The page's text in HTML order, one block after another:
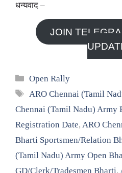
धन्यवाद –
JOIN
Categories
Open Rally
Tags
ARO Chennai (Tamil
Chennai (Tamil Nadu) Army
Registration Date, ARO
Bharti Sportsmen/Relation
(Tamil Nadu) Army Open
GD/Clerk/Tradesmen Bharti,